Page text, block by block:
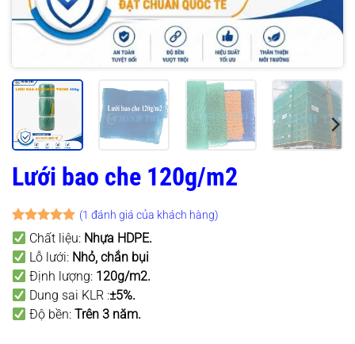
Lưới bao che 120g/m2
5trên 5
dựa trên
1
đánh giá
(1 đánh giá của khách hàng)
Chất liệu: Nhựa HDPE.
Lỗ lưới: Nhỏ, chắn bụi
Định lượng: 120g/m2.
Dung sai KLR :±5%.
Độ bền: Trên 3 năm.